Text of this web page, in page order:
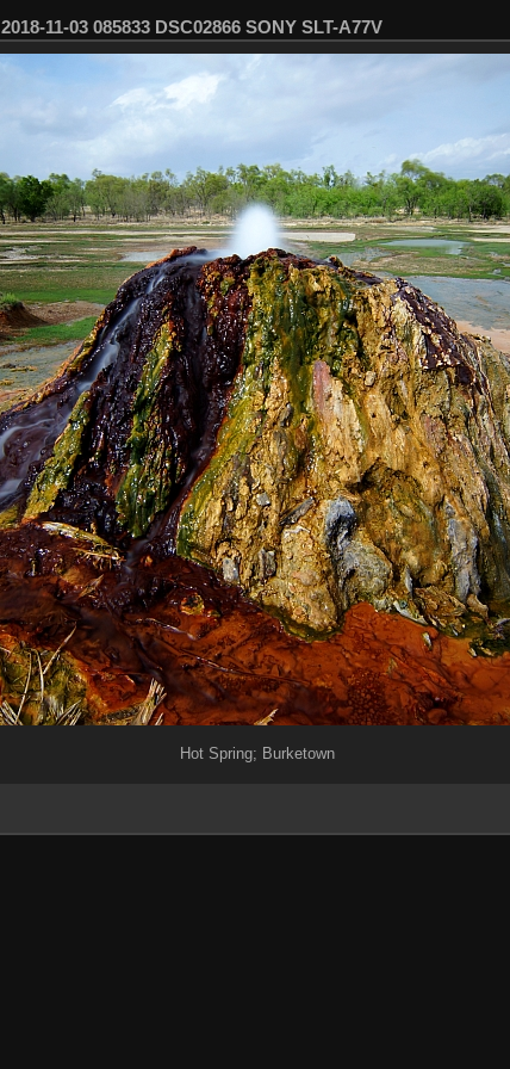
2018-11-03 085833 DSC02866 SONY SLT-A77V
Hot Spring; Burketown